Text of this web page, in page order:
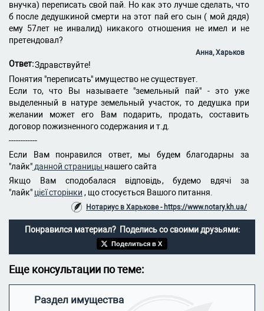
внучка) переписать свой пай. Но как это лучше сделать, что
б после дедушкиной смерти на этот пай его сын ( мой дядя)
ему 57лет не инвалид) никакого отношения не имел и не
претендовал?
Анна, Харьков
Ответ:Здравствуйте!
Понятия "переписать" имущество не существует.
Если то, что Вы называете "земельный пай" - это уже
выделенный в натуре земельный участок, то дедушка при
желании может его Вам подарить, продать, составить
договор пожизненного содержания и т.д.
------------
Если Вам понравился ответ, мы будем благодарны за
"лайк" данной страницы нашего сайта
Якщо Вам сподобалася відповідь, будемо вдячі за
"лайк" цієї сторінки , що стосується Вашого питання.
Нотариус в Харькове - https://www.notary.kh.ua/
Понравился материал? Поделись со своими друзьями:
Поделиться в X
Еще консультации по теме:
Раздел имущества